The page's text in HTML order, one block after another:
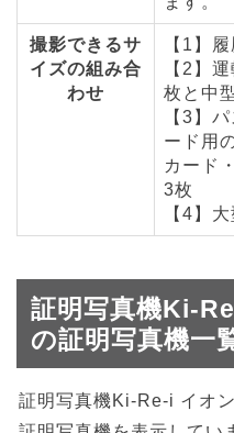
撮影できるサ
イズの組み合
わせ
【1】
【2】
枚と中
【3】
ード用
カード
3枚
【4】
証明写真機Ki-
の証明写真機一
証明写真機Ki-Re-i イオ